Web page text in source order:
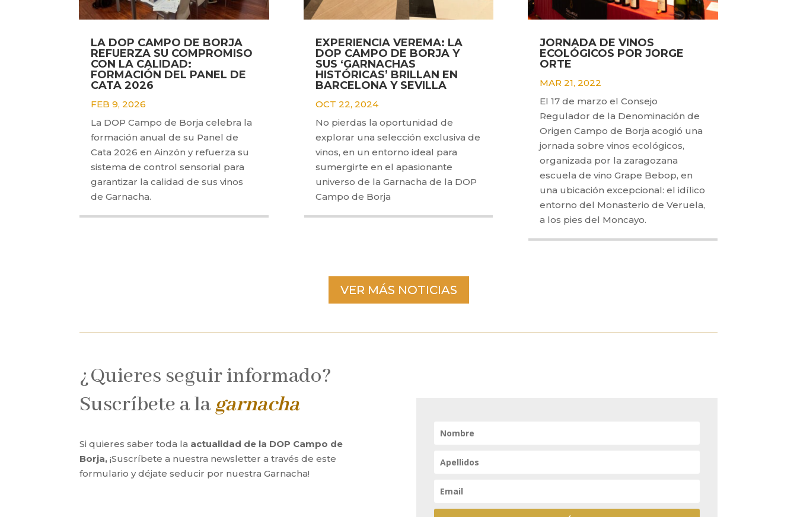
LA DOP CAMPO DE BORJA
REFUERZA SU COMPROMISO
CON LA CALIDAD:
FORMACIÓN DEL PANEL DE
CATA 2026
FEB 9, 2026
La DOP Campo de Borja celebra la
formación anual de su Panel de
Cata 2026 en Ainzón y refuerza su
sistema de control sensorial para
garantizar la calidad de sus vinos
de Garnacha.
EXPERIENCIA VEREMA: LA
DOP CAMPO DE BORJA Y
SUS ‘GARNACHAS
HISTÓRICAS’ BRILLAN EN
BARCELONA Y SEVILLA
OCT 22, 2024
No pierdas la oportunidad de
explorar una selección exclusiva de
vinos, en un entorno ideal para
sumergirte en el apasionante
universo de la Garnacha de la DOP
Campo de Borja
JORNADA DE VINOS
ECOLÓGICOS POR JORGE
ORTE
MAR 21, 2022
El 17 de marzo el Consejo
Regulador de la Denominación de
Origen Campo de Borja acogió una
jornada sobre vinos ecológicos,
organizada por la zaragozana
escuela de vino Grape Bebop, en
una ubicación excepcional: el idílico
entorno del Monasterio de Veruela,
a los pies del Moncayo.
VER MÁS NOTICIAS
¿Quieres seguir informado?
Suscríbete a lagarnacha
Si quieres saber toda la actualidad de la DOP Campo de
Borja, ¡Suscríbete a nuestra newsletter a través de este
formulario y déjate seducir por nuestra Garnacha!